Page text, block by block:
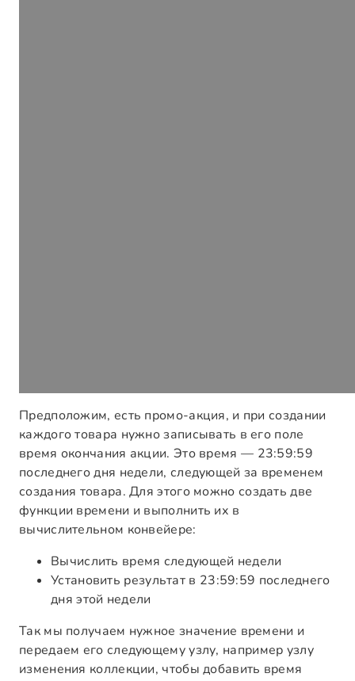
Предположим, есть промо-акция, и при создании
каждого товара нужно записывать в его поле
время окончания акции. Это время — 23:59:59
последнего дня недели, следующей за временем
создания товара. Для этого можно создать две
функции времени и выполнить их в
вычислительном конвейере:
Вычислить время следующей недели
Установить результат в 23:59:59 последнего
дня этой недели
Так мы получаем нужное значение времени и
передаем его следующему узлу, например узлу
изменения коллекции, чтобы добавить время